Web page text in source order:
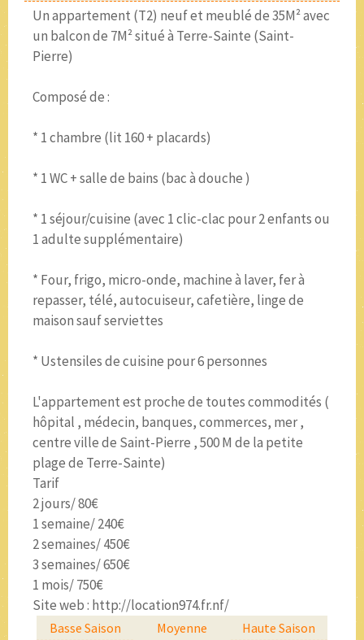
Un appartement (T2) neuf et meublé de 35M² avec
un balcon de 7M² situé à Terre-Sainte (Saint-
Pierre)
Composé de :
* 1 chambre (lit 160 + placards)
* 1 WC + salle de bains (bac à douche )
* 1 séjour/cuisine (avec 1 clic-clac pour 2 enfants ou
1 adulte supplémentaire)
* Four, frigo, micro-onde, machine à laver, fer à
repasser, télé, autocuiseur, cafetière, linge de
maison sauf serviettes
* Ustensiles de cuisine pour 6 personnes
L'appartement est proche de toutes commodités (
hôpital , médecin, banques, commerces, mer ,
centre ville de Saint-Pierre , 500 M de la petite
plage de Terre-Sainte)
Tarif
2 jours/ 80€
1 semaine/ 240€
2 semaines/ 450€
3 semaines/ 650€
1 mois/ 750€
Site web : http://location974.fr.nf/
Basse Saison
Moyenne
Haute Saison